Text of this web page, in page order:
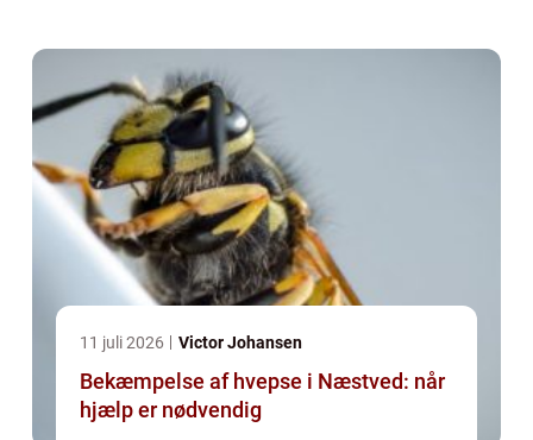
11 juli 2026 Victor Johansen
Bekæmpelse af hvepse i Næstved: når
hjælp er nødvendig